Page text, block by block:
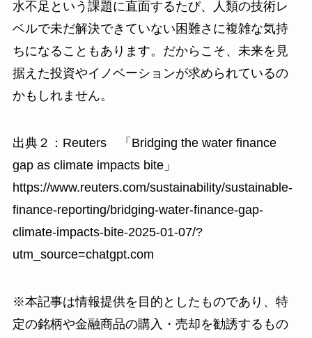
水不足という課題に直面するたび、人類の技術レ
ベルで未だ解決できていない困難さに複雑な気持
ちになることもあります。だからこそ、未来を見
据えた投資やイノベーションが求められているの
かもしれません。
出典２：Reuters 「Bridging the water finance
gap as climate impacts bite」
https://www.reuters.com/sustainability/sustainable-
finance-reporting/bridging-water-finance-gap-
climate-impacts-bite-2025-01-07/?
utm_source=chatgpt.com
※本記事は情報提供を目的としたものであり、特
定の銘柄や金融商品の購入・売却を勧誘するもの